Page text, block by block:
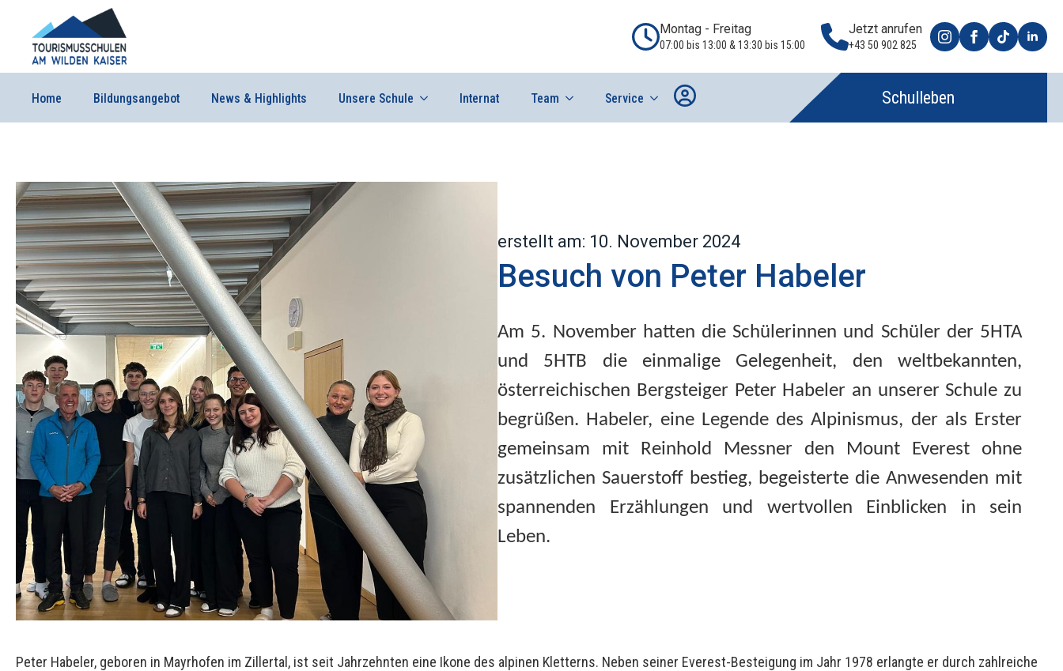
Montag - Freitag
07:00 bis 13:00 & 13:30 bis 15:00
Jetzt anrufen
+43 50 902 825
Home Bildungsangebot News & Highlights Unsere Schule Internat Team Service Schulleben
erstellt am: 10. November 2024
Besuch von Peter Habeler
Am 5. November hatten die Schülerinnen und Schüler der 5HTA
und 5HTB die einmalige Gelegenheit, den weltbekannten,
österreichischen Bergsteiger Peter Habeler an unserer Schule zu
begrüßen. Habeler, eine Legende des Alpinismus, der als Erster
gemeinsam mit Reinhold Messner den Mount Everest ohne
zusätzlichen Sauerstoff bestieg, begeisterte die Anwesenden mit
spannenden Erzählungen und wertvollen Einblicken in sein
Leben.
Peter Habeler, geboren in Mayrhofen im Zillertal, ist seit Jahrzehnten eine Ikone des alpinen Kletterns. Neben seiner Everest-Besteigung im Jahr 1978 erlangte er durch zahlreiche